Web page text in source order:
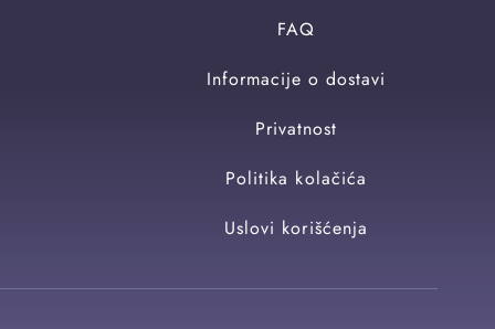
FAQ
Informacije o dostavi
Privatnost
Politika kolačića
Uslovi korišćenja